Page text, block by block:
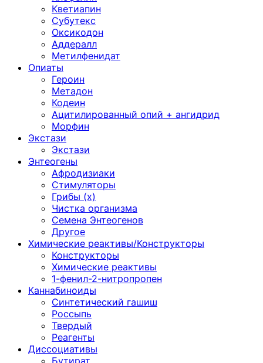
Кветиапин
Субутекс
Оксикодон
Аддералл
Метилфенидат
Опиаты
Героин
Метадон
Кодеин
Ацитилированный опий + ангидрид
Морфин
Экстази
Экстази
Энтеогены
Афродизиаки
Стимуляторы
Грибы (х)
Чистка организма
Семена Энтеогенов
Другое
Химические реактивы/Конструкторы
Конструкторы
Химические реактивы
1-фенил-2-нитропропен
Каннабиноиды
Синтетический гашиш
Россыпь
Твердый
Реагенты
Диссоциативы
Бутират